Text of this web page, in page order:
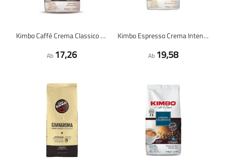
Kimbo Caffé Crema Classico - Kaffeebohnen - 1 Kilo
Ab 17,26
Kimbo Espresso Crema Intensa - Kaffeebohnen - 1 Kilo
Ab 19,58